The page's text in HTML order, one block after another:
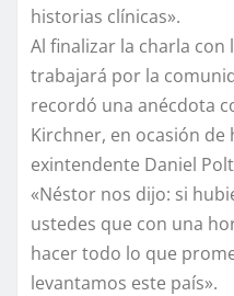
historias clínicas».
Al finalizar la charla
trabajará por la
recordó una anécdota
Kirchner, en ocasión de
exintendente Daniel
«Néstor nos dijo: si
ustedes que con una
hacer todo lo que
levantamos este país».